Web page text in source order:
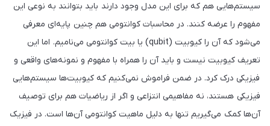
سیستم‌هایی هم که برای این مدل وجود دارند باید بتوانند به نوعی این
مفهوم را عرضه کنند. در محاسبات کوانتومی هم چنین پایه‌ای معرفی
می‌شود که آن را کیوبیت (qubit) یا بیت کوانتومی می‌نامیم. اما این
تعریف کیوبیت نیست و باید آن را همراه با مفهوم و نمونه‌های واقعی و
فیزیکی درک کرد. در ضمن فراموش نمی‌کنیم که کیوبیت‌ها سیستم‌هایی
فیزیکی هستند، نه مفاهیمی انتزاعی و اگر از ریاضیات هم برای توصیف
آن‌ها کمک می‌گیریم تنها به دلیل ماهیت کوانتومی آن‌ها است. در فیزیک